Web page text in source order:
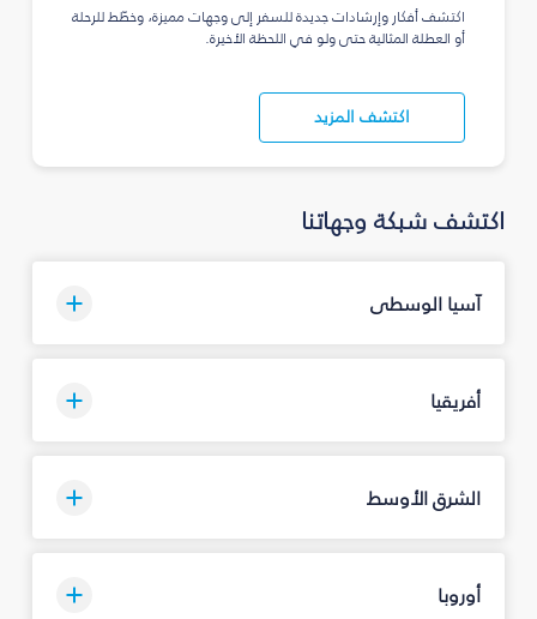
اكتشف أفكار وإرشادات جديدة للسفر إلى وجهات مميزة، وخطّط للرحلة
أو العطلة المثالية حتى ولو في اللحظة الأخيرة.
اكتشف المزيد
اكتشف شبكة وجهاتنا
آسيا الوسطى
أفريقيا
الشرق الأوسط
أوروبا